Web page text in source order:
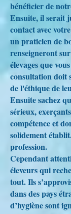
bénéficier de
Ensuite, il serait
contact avec
un praticien de
renseigneront
élevages que
consultation doit
de l'éthique de
Ensuite sachez
sérieux,
compétence et
solidement
profession.
Cependant
éleveurs qui
tout. Ils
dans des pays
d’hygiène sont